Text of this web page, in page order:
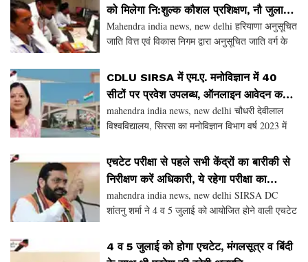
को मिलेगा नि:शुल्क कौशल प्रशिक्षण, नौ जुलाई
तक करें आवेदन
Mahendra india news, new delhi हरियाणा अनुसूचित
जाति वित्त एवं विकास निगम द्वारा अनुसूचित जाति वर्ग के
ट्रेडों में नि:शुल्क कौशल प्रशिक्षण दिया
CDLU SIRSA में एम.ए. मनोविज्ञान में 40
सीटों पर प्रवेश उपलब्ध, ऑनलाइन आवेदन करने
की अंतिम तिथि 15 जुलाई
mahendra india news, new delhi चौधरी देवीलाल
विश्वविद्यालय, सिरसा का मनोविज्ञान विभाग वर्ष 2023 में
को मानवीय व्यवहार, मानसिक स्वास्थ्य तथा मनो
एचटेट परीक्षा से पहले सभी केंद्रों का बारीकी से
निरीक्षण करें अधिकारी, ये रहेगा परीक्षा का
शैड्यूल
mahendra india news, new delhi SIRSA DC
शांतनु शर्मा ने 4 व 5 जुलाई को आयोजित होने वाली एचटेट
कॉफ्रेंसिंग कक्ष में अधिकारियों के साथ एचटेट परीक्षा की त
4 व 5 जुलाई को होगा एचटेट, मंगलसूत्र व बिंदी